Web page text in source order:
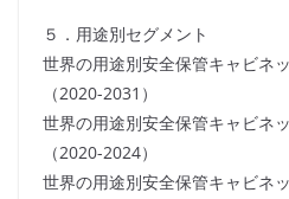
５．用途別セグメント
世界の用途別安全保管キャビネ
（2020-2031）
世界の用途別安全保管キャビネ
（2020-2024）
世界の用途別安全保管キャビネ